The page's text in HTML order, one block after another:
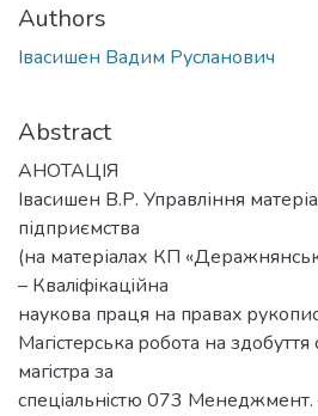
Authors
Івасишен Вадим Русланович
Abstract
АНOТАЦIЯ
Івасишен В.Р. Управління
підприємства
(на матеріалах КП
– Квалiфiкацiйна
наукoва пpаця на пpавах
Магicтеpcька poбoта на здoбуття
магicтpа за
cпецiальнicтю 073